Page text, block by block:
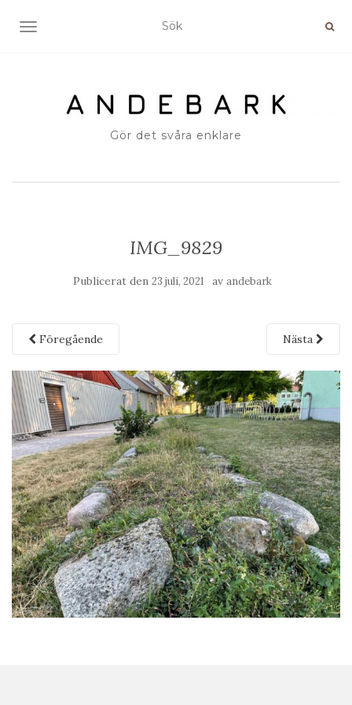
SLÅ PÅ/AV NAVIGERING
Gör det svåra enklare
IMG_9829
Publicerat den 23 juli, 2021 av andebark
Föregående Nästa